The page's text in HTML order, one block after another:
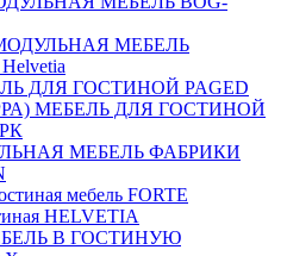
МОДУЛЬНАЯ МЕБЕЛЬ
ДЛЯ ГОСТИНОЙ PAGED
МЕБЕЛЬ ДЛЯ ГОСТИНОЙ
МЕБЕЛЬ ФАБРИКИ
мебель FORTE
HELVETIA
В ГОСТИНУЮ